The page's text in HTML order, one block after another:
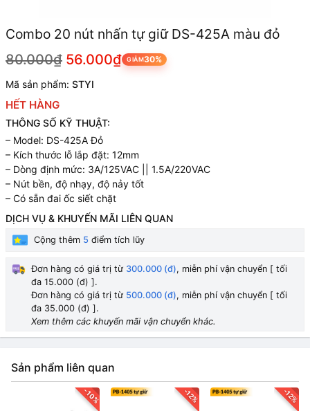
Combo 20 nút nhấn tự giữ DS-425A màu đỏ
80.000₫ 56.000₫ GIẢM30%
Mã sản phẩm: STYI
HẾT HÀNG
THÔNG SỐ KỸ THUẬT:
– Model: DS-425A Đỏ
– Kích thước lỗ lắp đặt: 12mm
– Dòng định mức: 3A/125VAC || 1.5A/220VAC
– Nút bền, độ nhạy, độ nảy tốt
– Có sẵn đai ốc siết chặt
DỊCH VỤ & KHUYẾN MÃI LIÊN QUAN
Cộng thêm 5 điểm tích lũy
Đơn hàng có giá trị từ 300.000 (đ), miễn phí vận chuyển [ tối
đa 15.000 (đ) ].
Đơn hàng có giá trị từ 500.000 (đ), miễn phí vận chuyển [ tối
đa 35.000 (đ) ].
Xem thêm các khuyến mãi vận chuyển khác.
Sản phẩm liên quan
-10% -12% -12%